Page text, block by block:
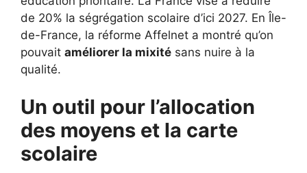
de 20% la ségrégation scolaire d’ici 2027. En Île-
de-France, la réforme Affelnet a montré qu’on
pouvait améliorer la mixité sans nuire à la
qualité.
Un outil pour l’allocation
des moyens et la carte
scolaire